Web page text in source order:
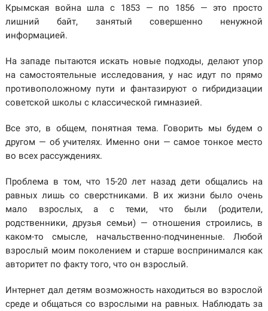
Крымская война шла с 1853 — по 1856 — это просто
лишний байт, занятый совершенно ненужной
информацией.
На западе пытаются искать новые подходы, делают упор
на самостоятельные исследования, у нас идут по прямо
противоположному пути и фантазируют о гибридизации
советской школы с классической гимназией.
Все это, в общем, понятная тема. Говорить мы будем о
другом — об учителях. Именно они — самое тонкое место
во всех рассуждениях.
Проблема в том, что 15-20 лет назад дети общались на
равных лишь со сверстниками. В их жизни было очень
мало взрослых, а с теми, что были (родители,
родственники, друзья семьи) — отношения строились, в
каком-то смысле, начальственно-подчиненные. Любой
взрослый моим поколением и старше воспринимался как
авторитет по факту того, что он взрослый.
Интернет дал детям возможность находиться во взрослой
среде и общаться со взрослыми на равных. Наблюдать за